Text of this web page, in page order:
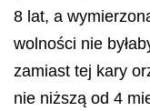
8 lat, a
wolności nie
zamiast tej kary
nie niższą od 4